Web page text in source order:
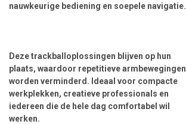
nauwkeurige bediening en soepele navigatie.
Deze trackballoplossingen blijven op hun
plaats, waardoor repetitieve armbewegingen
worden verminderd. Ideaal voor compacte
werkplekken, creatieve professionals en
iedereen die de hele dag comfortabel wil
werken.